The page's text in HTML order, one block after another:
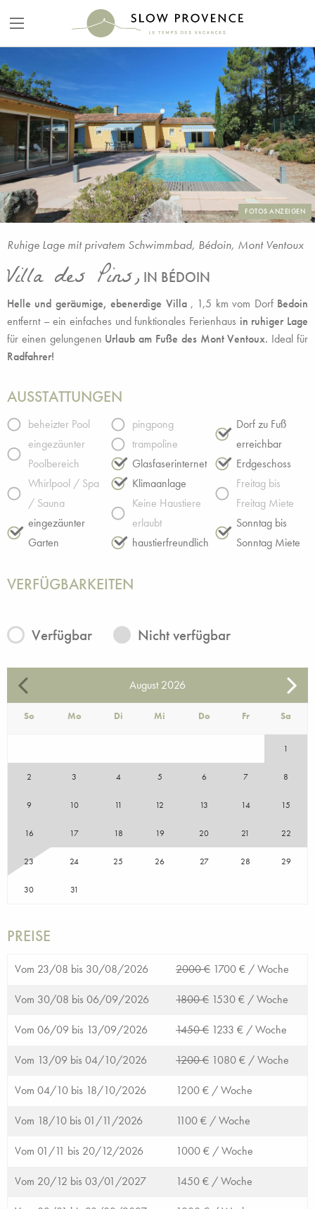
FOTOS ANZEIGEN
Ruhige Lage mit privatem Schwimmbad, Bédoin, Mont Ventoux
Villa des Pins, IN BÉDOIN
Helle und geräumige, ebenerdige Villa, 1,5 km vom Dorf Bedoin
entfernt – ein einfaches und funktionales Ferienhaus in ruhiger Lage
für einen gelungenen Urlaub am Fuße des Mont Ventoux. Ideal für
Radfahrer!
AUSSTATTUNGEN
beheizter Pool
eingezäunter
Poolbereich
Whirlpool / Spa
/ Sauna
eingezäunter
Garten
pingpong
trampoline
Glasfaserinternet
Klimaanlage
Keine Haustiere
erlaubt
haustierfreundlich
Dorf zu Fuß
erreichbar
Erdgeschoss
Freitag bis
Freitag Miete
Sonntag bis
Sonntag Miete
VERFÜGBARKEITEN
Verfügbar Nicht verfügbar
August 2026
So Mo Di Mi Do Fr Sa
1
2 3 4 5 6 7 8
9 10 11 12 13 14 15
16 17 18 19 20 21 22
23 24 25 26 27 28 29
30 31
PREISE
Vom 23/08 bis 30/08/2026 2000 € 1700 € /Woche
Vom 30/08 bis 06/09/2026 1800 € 1530 € /Woche
Vom 06/09 bis 13/09/2026 1450 € 1233 € /Woche
Vom 13/09 bis 04/10/2026 1200 € 1080 € /Woche
Vom 04/10 bis 18/10/2026 1200 € /Woche
Vom 18/10 bis 01/11/2026 1100 € /Woche
Vom 01/11 bis 20/12/2026 1000 € /Woche
Vom 20/12 bis 03/01/2027 1450 € /Woche